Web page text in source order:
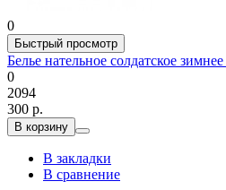
0
Быстрый просмотр
Белье нательное солдатское
0
2094
300 р.
В корзину
В закладки
В сравнение